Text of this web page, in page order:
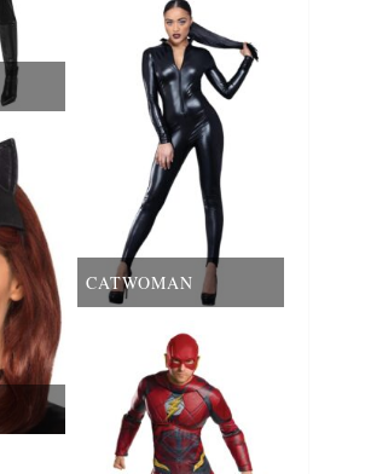
CATWOMAN